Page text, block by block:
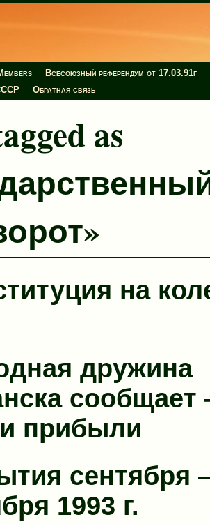
Всесоюзный референдум от 17.03.91г
Обратная связь
as
на
дружина
прибыли
сентября
1993 г.